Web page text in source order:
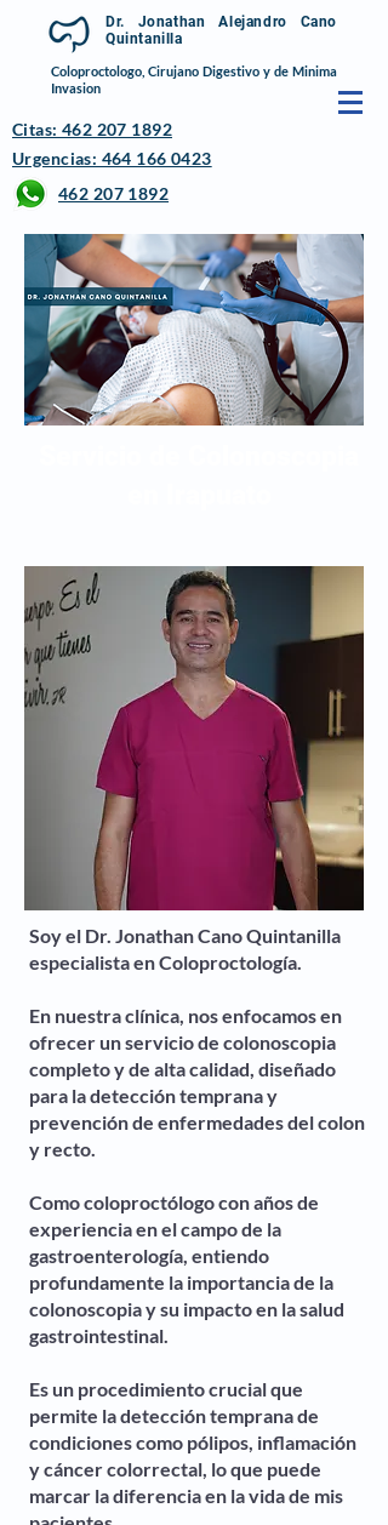
Dr. Jonathan Alejandro Cano
Quintanilla
Coloproctologo, Cirujano Digestivo y de Minima
Invasion
Citas: 462 207 1892
Urgencias: 464 166 0423
462 207 1892
Soy el Dr. Jonathan Cano Quintanilla
especialista en Coloproctología.
En nuestra clínica, nos enfocamos en
ofrecer un servicio de colonoscopia
completo y de alta calidad, diseñado
para la detección temprana y
prevención de enfermedades del colon
y recto.
Como coloproctólogo con años de
experiencia en el campo de la
gastroenterología, entiendo
profundamente la importancia de la
colonoscopia y su impacto en la salud
gastrointestinal.
Es un procedimiento crucial que
permite la detección temprana de
condiciones como pólipos, inflamación
y cáncer colorrectal, lo que puede
marcar la diferencia en la vida de mis